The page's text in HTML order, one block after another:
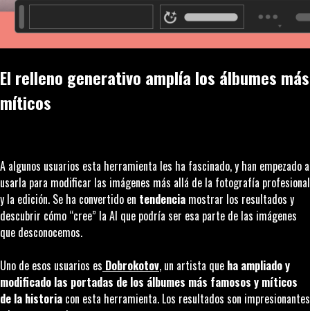
El relleno generativo amplía los álbumes más
míticos
A algunos usuarios esta herramienta les ha fascinado, y han empezado a
usarla para modificar las imágenes más allá de la fotografía profesional
y la edición. Se ha convertido en tendencia mostrar los resultados y
descubrir cómo “cree” la AI que podría ser esa parte de las imágenes
que desconocemos.
Uno de esos usuarios es Dobrokotov, un artista que ha ampliado y
modificado las portadas de los álbumes más famosos y míticos
de la historia con esta herramienta. Los resultados son impresionantes